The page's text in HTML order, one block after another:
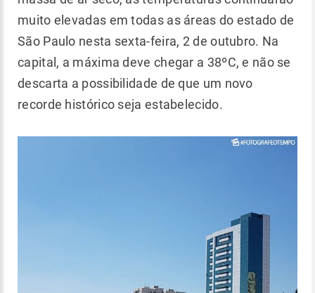
muito elevadas em todas as áreas do estado de
São Paulo nesta sexta-feira, 2 de outubro. Na
capital, a máxima deve chegar a 38ºC, e não se
descarta a possibilidade de que um novo
recorde histórico seja estabelecido.